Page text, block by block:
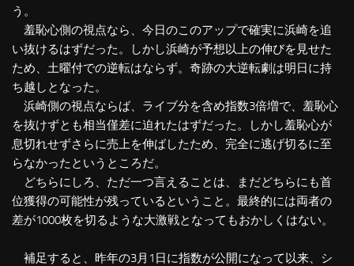
う。
羞恥心側の視点なら、今日のこのアップで確実に浜崎を追
い抜けるはずだった。しかし浜崎が予想以上の伸びを見せた
ため、土曜付での逆転はならず。奇跡の大逆転劇は明日に持
ち越しとなった。
浜崎側の視点ならば、ライブ分を含め指数3倍増で、羞恥心
を抜けずとも相当僅差に迫れたはずだった。しかし羞恥心が
息切れせずさらに売上を伸ばしたため、完全に逃げ切るに至
らなかったというところだ。
どちらにしろ、ただ一つ言えることは、まだどちらにも首
位獲得の可能性が残っているということ。最終的には両者の
差が1000枚を切るような大激戦となってもおかしくはない。
補足すると、昨年の3月1日に指数が公開になって以来、シ